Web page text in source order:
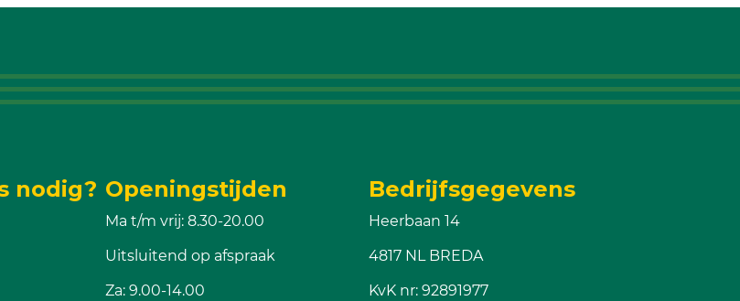
nodig? Openingstijden
Ma t/m vrij: 8.30-20.00
Uitsluitend op afspraak
Za: 9.00-14.00
Bedrijfsgegevens
Heerbaan 14
4817 NL BREDA
KvK nr: 92891977